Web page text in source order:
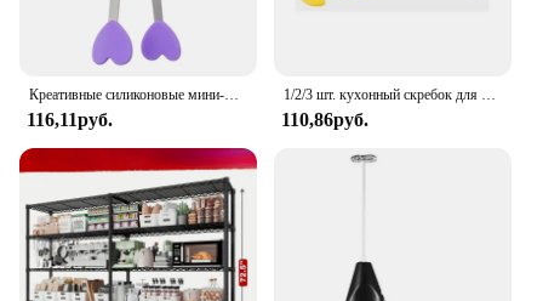
Креативные силиконовые мини-Щипцы из нержавеющей стали для закусок, Нескользящие ручки, клипса для барбекю, хлеба, льда, кухонные аксессуары, барбекю
116,11руб.
1/2/3 шт. кухонный скребок для удаления пятен от масла, силиконовый шпатель, приспособления для выпечки тортов, кондитерские изделия, грязные кастрюли, инструменты для очистки посуды
110,86руб.